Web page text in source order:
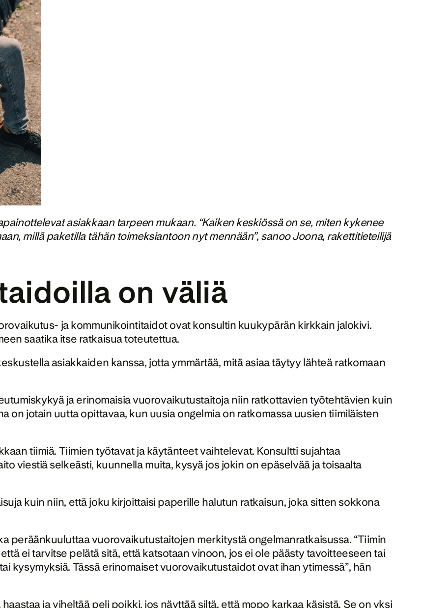
asiakkaan tarpeen mukaan. “Kaiken keskiössä on se, miten kykenee
millä paketilla tähän toimeksiantoon nyt mennään”, sanoo Joona, rakettitieteilijä
on väliä
ja kommunikointitaidot ovat konsultin kuukypärän kirkkain jalokivi.
saatika itse ratkaisua toteutettua.
asiakkaiden kanssa, jotta ymmärtää, mitä asiaa täytyy lähteä ratkomaan
ja erinomaisia vuorovaikutustaitoja niin ratkottavien työtehtävien kuin
on jotain uutta opittavaa, kun uusia ongelmia on ratkomassa uusien tiimiläisten
tiimiä. Tiimien työtavat ja käytänteet vaihtelevat. Konsultti sujahtaa
viestiä selkeästi, kuunnella muita, kysyä jos jokin on epäselvää ja toisaalta
kuin niin, että joku kirjoittaisi paperille halutun ratkaisun, joka sitten sokkona
peräänkuuluttaa vuorovaikutustaitojen merkitystä ongelmanratkaisussa. “Tiimin
ei tarvitse pelätä sitä, että katsotaan vinoon, jos ei ole päästy tavoitteeseen tai
kysymyksiä. Tässä erinomaiset vuorovaikutustaidot ovat ihan ytimessä”, hän
ja viheltää peli poikki, jos näyttää siltä, että mopo karkaa käsistä. Se on yksi